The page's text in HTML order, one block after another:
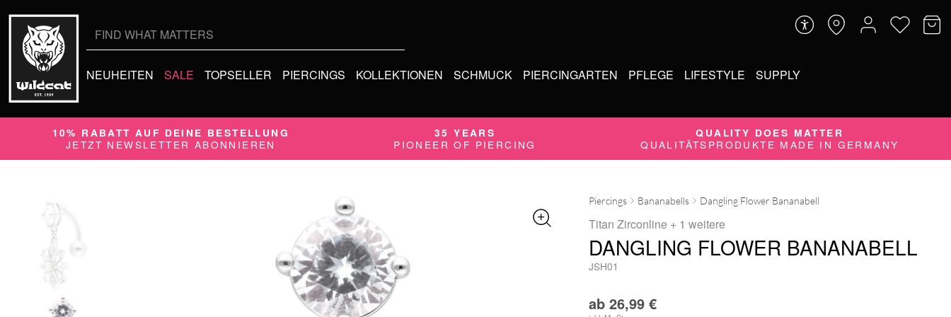
NEUHEITEN SALE TOPSELLER PIERCINGS KOLLEKTIONEN SCHMUCK PIERCINGARTEN PFLEGE LIFESTYLE SUPPLY
10% RABATT AUF DEINE BESTELLUNG
JETZT NEWSLETTER ABONNIEREN
35 YEARS
PIONEER OF PIERCING
QUALITY DOES MATTER
QUALITÄTSPRODUKTE MADE IN GERMANY
Piercings Bananabells Dangling Flower Bananabell
Titan Zirconline + 1 weitere
DANGLING FLOWER BANANABELL
JSH01
ab 26,99 €